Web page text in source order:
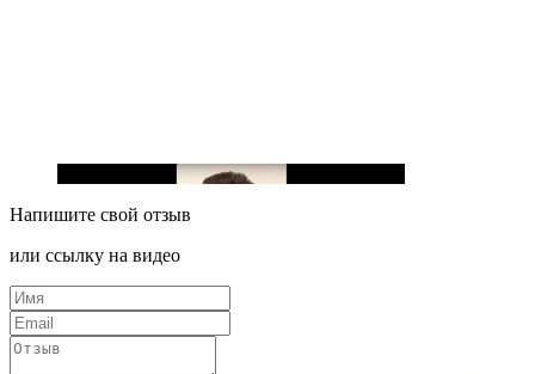
Напишите свой отзыв
или ссылку на видео